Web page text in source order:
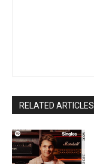
RELATED ARTICLES